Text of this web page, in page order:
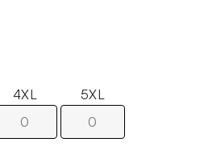
4XL 5XL